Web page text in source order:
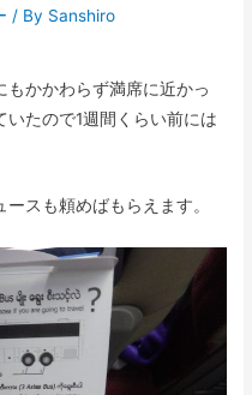
/ By Sanshiro
かかわらず満席に近かっ
たので1週間くらい前には
スも頼めばもらえます。